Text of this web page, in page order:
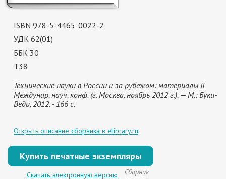
ISBN 978-5-4465-0022-2
УДК 62(01)
ББК 30
Т38
Технические науки в России и за рубежом: материалы II
Междунар. науч. конф. (г. Москва, ноябрь 2012 г.). — М.: Буки-
Веди, 2012. - 166 с.
Открыть описание сборника в elibrary.ru
Купить печатные экземпляры
Скачать электронную версию
Сборник